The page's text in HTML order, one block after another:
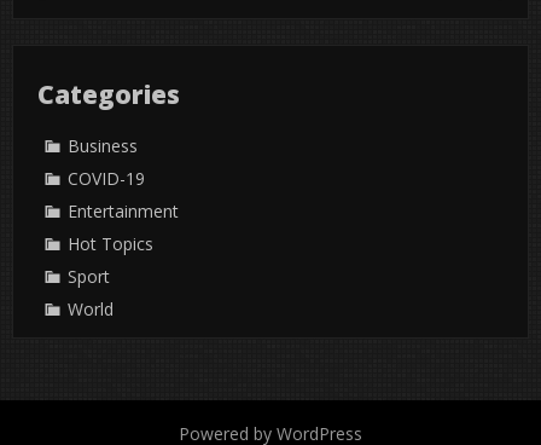
Categories
Business
COVID-19
Entertainment
Hot Topics
Sport
World
Powered by WordPress